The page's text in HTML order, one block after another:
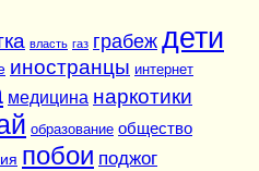
власть газ грабеж дети
иностранцы интернет
медицина наркотики
образование общество
побои поджог